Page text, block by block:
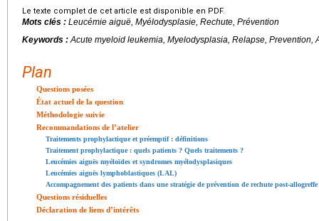
Le texte complet de cet article est disponible en PDF.
Mots clés : Leucémie aiguë, Myélodysplasie, Rechute, Prévention
Keywords :Acute myeloid leukemia, Myelodysplasia, Relapse, Prevention,
Plan
Questions posées
État actuel de la question
Méthodologie suivie
Recommandations de l’atelier
Traitements prophylactique et préemptif : définitions
Traitement prophylactique : quels patients ? Quels traitements ?
Leucémies aiguës myéloïdes et syndromes myélodysplasiques
Leucémies aiguës lymphoblastiques (LAL)
Accompagnement des patients dans une stratégie de prévention de rechute post-allogreffe
Questions résiduelles
Déclaration de liens d’intérêts